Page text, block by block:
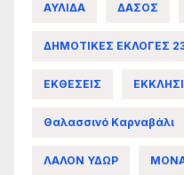
ΑΥΛΙΔΑ ΔΑΣΟΣ
ΔΗΜΟΤΙΚΕΣ ΕΚΛΟΓΕΣ
ΕΚΘΕΣΕΙΣ
Θαλασσινό Καρναβάλι
ΛΑΛΟΝ ΥΔΩΡ